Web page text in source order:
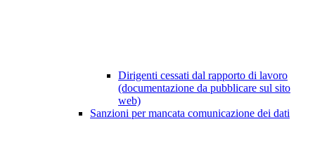
Dirigenti cessati dal rapporto di lavoro
(documentazione da pubblicare sul sito
web)
Sanzioni per mancata comunicazione dei dati